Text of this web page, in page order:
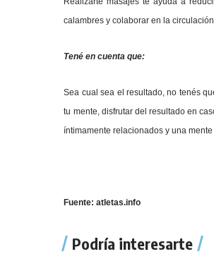
calambres y colaborar en la
Tené en cuenta que:
Sea cual sea el resultado, no tenés
tu mente, disfrutar del resultado en
íntimamente relacionados y una
Fuente: atletas.info
Podría interesarte